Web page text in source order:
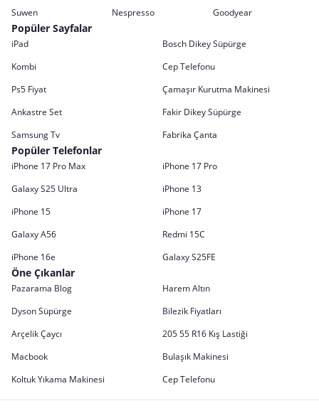
Suwen
Nespresso Goodyear
Popüler Sayfalar
iPad
Bosch Dikey Süpürge
Kombi
Cep Telefonu
Ps5 Fiyat
Çamaşır Kurutma Makinesi
Ankastre Set
Fakir Dikey Süpürge
Samsung Tv
Fabrika Çanta
Popüler Telefonlar
iPhone 17 Pro Max
iPhone 17 Pro
Galaxy S25 Ultra
iPhone 13
iPhone 15
iPhone 17
Galaxy A56
Redmi 15C
iPhone 16e
Galaxy S25FE
Öne Çıkanlar
Pazarama Blog
Harem Altın
Dyson Süpürge
Bilezik Fiyatları
Arçelik Çaycı
205 55 R16 Kış Lastiği
Macbook
Bulaşık Makinesi
Koltuk Yıkama Makinesi
Cep Telefonu